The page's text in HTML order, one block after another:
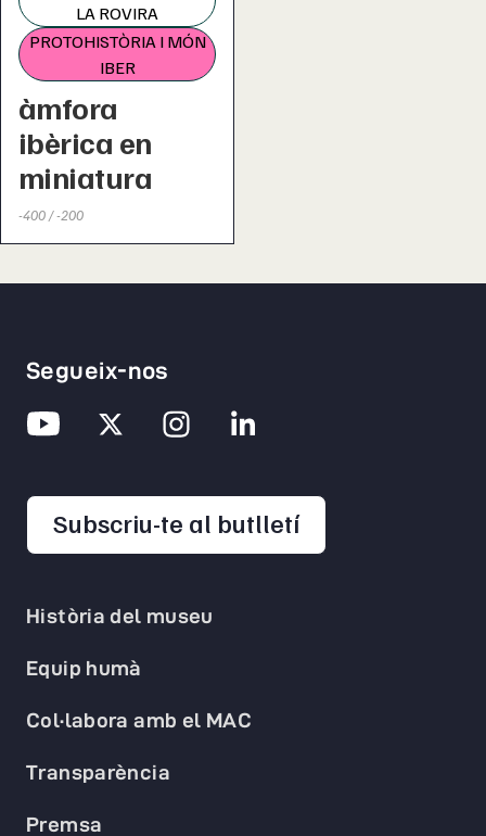
LA ROVIRA
PROTOHISTÒRIA I MÓN
IBER
àmfora
ibèrica en
miniatura
-400 / -200
Història del museu
Equip humà
Col·labora amb el MAC
Transparència
Premsa
Segueix-nos
Subscriu-te al butlletíopens in a new